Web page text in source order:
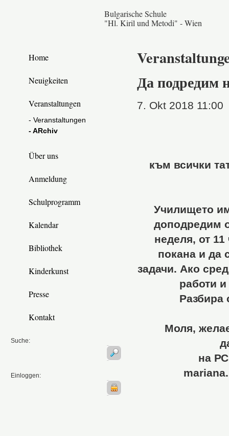
Bulgarische Schule
"Hl. Kiril und Metodi" - Wien
Home
Neuigkeiten
Veranstaltungen
- Veranstaltungen
- ARchiv
Über uns
Anmeldung
Schulprogramm
Kalendar
Bibliothek
Kinderkunst
Presse
Kontakt
Suche:
Einloggen:
Да подредим
7. Okt 2018 11:00
към всички
Училището
доподредим
неделя, от
покана и да
задачи. Ако
работи
Разбира
Моля,
да
на